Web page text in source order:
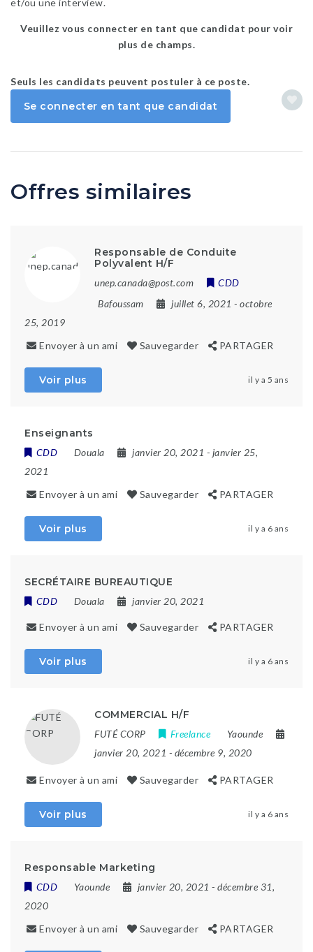
et/ou une interview.
Veuillez vous connecter en tant que candidat pour voir
plus de champs.
Seuls les candidats peuvent postuler à ce poste.
Se connecter en tant que candidat
Offres similaires
Responsable de Conduite
Polyvalent H/F
unep.canada@post.com
CDD
Bafoussam
juillet 6, 2021 - octobre
25, 2019
Envoyer à un ami
Sauvegarder PARTAGER
Voir plus il y a 5 ans
Enseignants
CDD Douala janvier 20, 2021 - janvier 25,
2021
Envoyer à un ami
Sauvegarder PARTAGER
Voir plus il y a 6 ans
SECRÉTAIRE BUREAUTIQUE
CDD Douala janvier 20, 2021
Envoyer à un ami Sauvegarder PARTAGER
Voir plus il y a 6 ans
COMMERCIAL H/F
FUTÉ CORP Freelance
Yaounde
janvier 20, 2021 - décembre 9, 2020
Envoyer à un ami Sauvegarder PARTAGER
Voir plus il y a 6 ans
Responsable Marketing
CDD Yaounde janvier 20, 2021 - décembre 31,
2020
Envoyer à un ami
Sauvegarder PARTAGER